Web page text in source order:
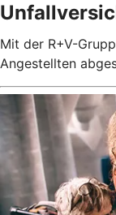
Mit der R+V-
Angestellten